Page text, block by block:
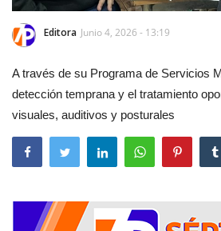
Editora Junio 4, 2026 - 13:19
A través de su Programa de Servicios
detección temprana y el tratamiento
visuales, auditivos y posturales